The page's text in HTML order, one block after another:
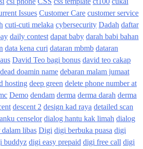
Issues Customer Care customer service
cuti-cuti melaka cybersecurity Dadah daftar
daily contest dapat baby darah babi bahan
data kena curi dataran mbmb dataran
David Teo bagi bonus david teo cakap
dead doamin name debaran malam jumaat
hosting deep green delete phone number at
Demo dendam derma derma darah derma
descent 2 design kad raya detailed scan
censelor dialog hantu kak limah dialog
libas Digi digi berbuka puasa digi
buddyz digi easy prepaid digi free call digi